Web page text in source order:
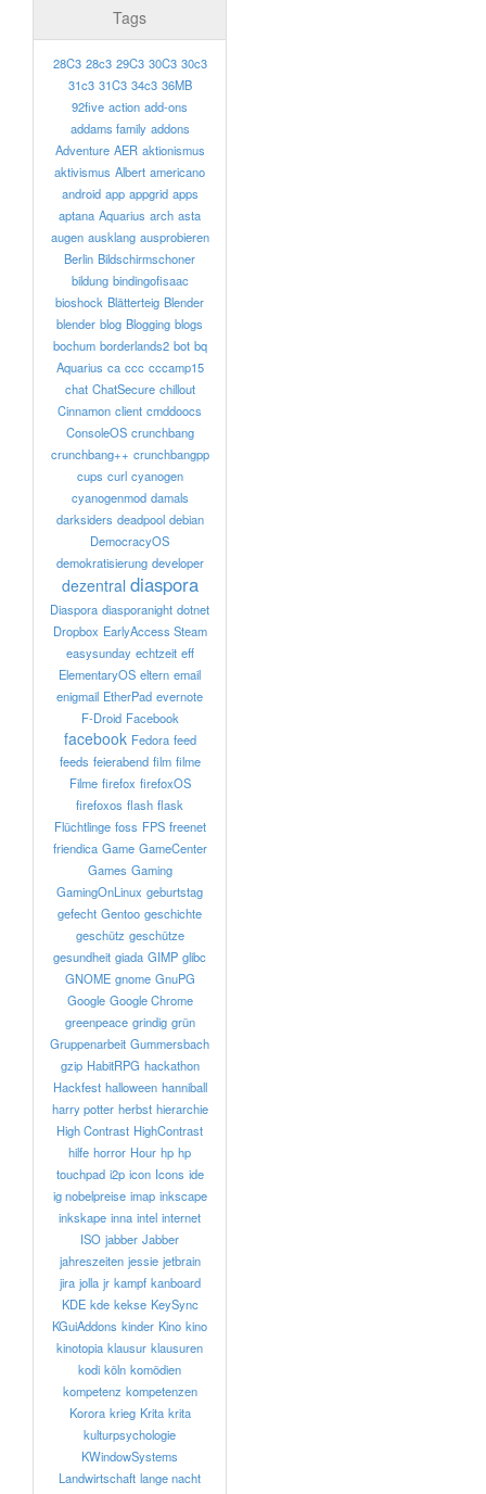
Tags
28C3 28c3 29C3 30C3 30c3
31c3 31C3 34c3 36MB
92five action add-ons
addams family addons
Adventure AER aktionismus
aktivismus Albert americano
android app appgrid apps
aptana Aquarius arch asta
augen ausklang ausprobieren
Berlin Bildschirmschoner
bildung bindingofisaac
bioshock Blätterteig Blender
blender blog Blogging blogs
bochum borderlands2 bot bq
Aquarius ca ccc cccamp15
chat ChatSecure chillout
Cinnamon client cmddoocs
ConsoleOS crunchbang
crunchbang++ crunchbangpp
cups curl cyanogen
cyanogenmod damals
darksiders deadpool debian
DemocracyOS
demokratisierung developer
dezentral diaspora
Diaspora diasporanight dotnet
Dropbox EarlyAccess Steam
easysunday echtzeit eff
ElementaryOS eltern email
enigmail EtherPad evernote
F-Droid Facebook
facebook Fedora feed
feeds feierabend film filme
Filme firefox firefoxOS
firefoxos flash flask
Flüchtlinge foss FPS freenet
friendica Game GameCenter
Games Gaming
GamingOnLinux geburtstag
gefecht Gentoo geschichte
geschütz geschütze
gesundheit giada GIMP glibc
GNOME gnome GnuPG
Google Google Chrome
greenpeace grindig grün
Gruppenarbeit Gummersbach
gzip HabitRPG hackathon
Hackfest halloween hanniball
harry potter herbst hierarchie
High Contrast HighContrast
hilfe horror Hour hp hp
touchpad i2p icon Icons ide
ig nobelpreise imap inkscape
inkskape inna intel internet
ISO jabber Jabber
jahreszeiten jessie jetbrain
jira jolla jr kampf kanboard
KDE kde kekse KeySync
KGuiAddons kinder Kino kino
kinotopia klausur klausuren
kodi köln komödien
kompetenz kompetenzen
Korora krieg Krita krita
kulturpsychologie
KWindowSystems
Landwirtschaft lange nacht